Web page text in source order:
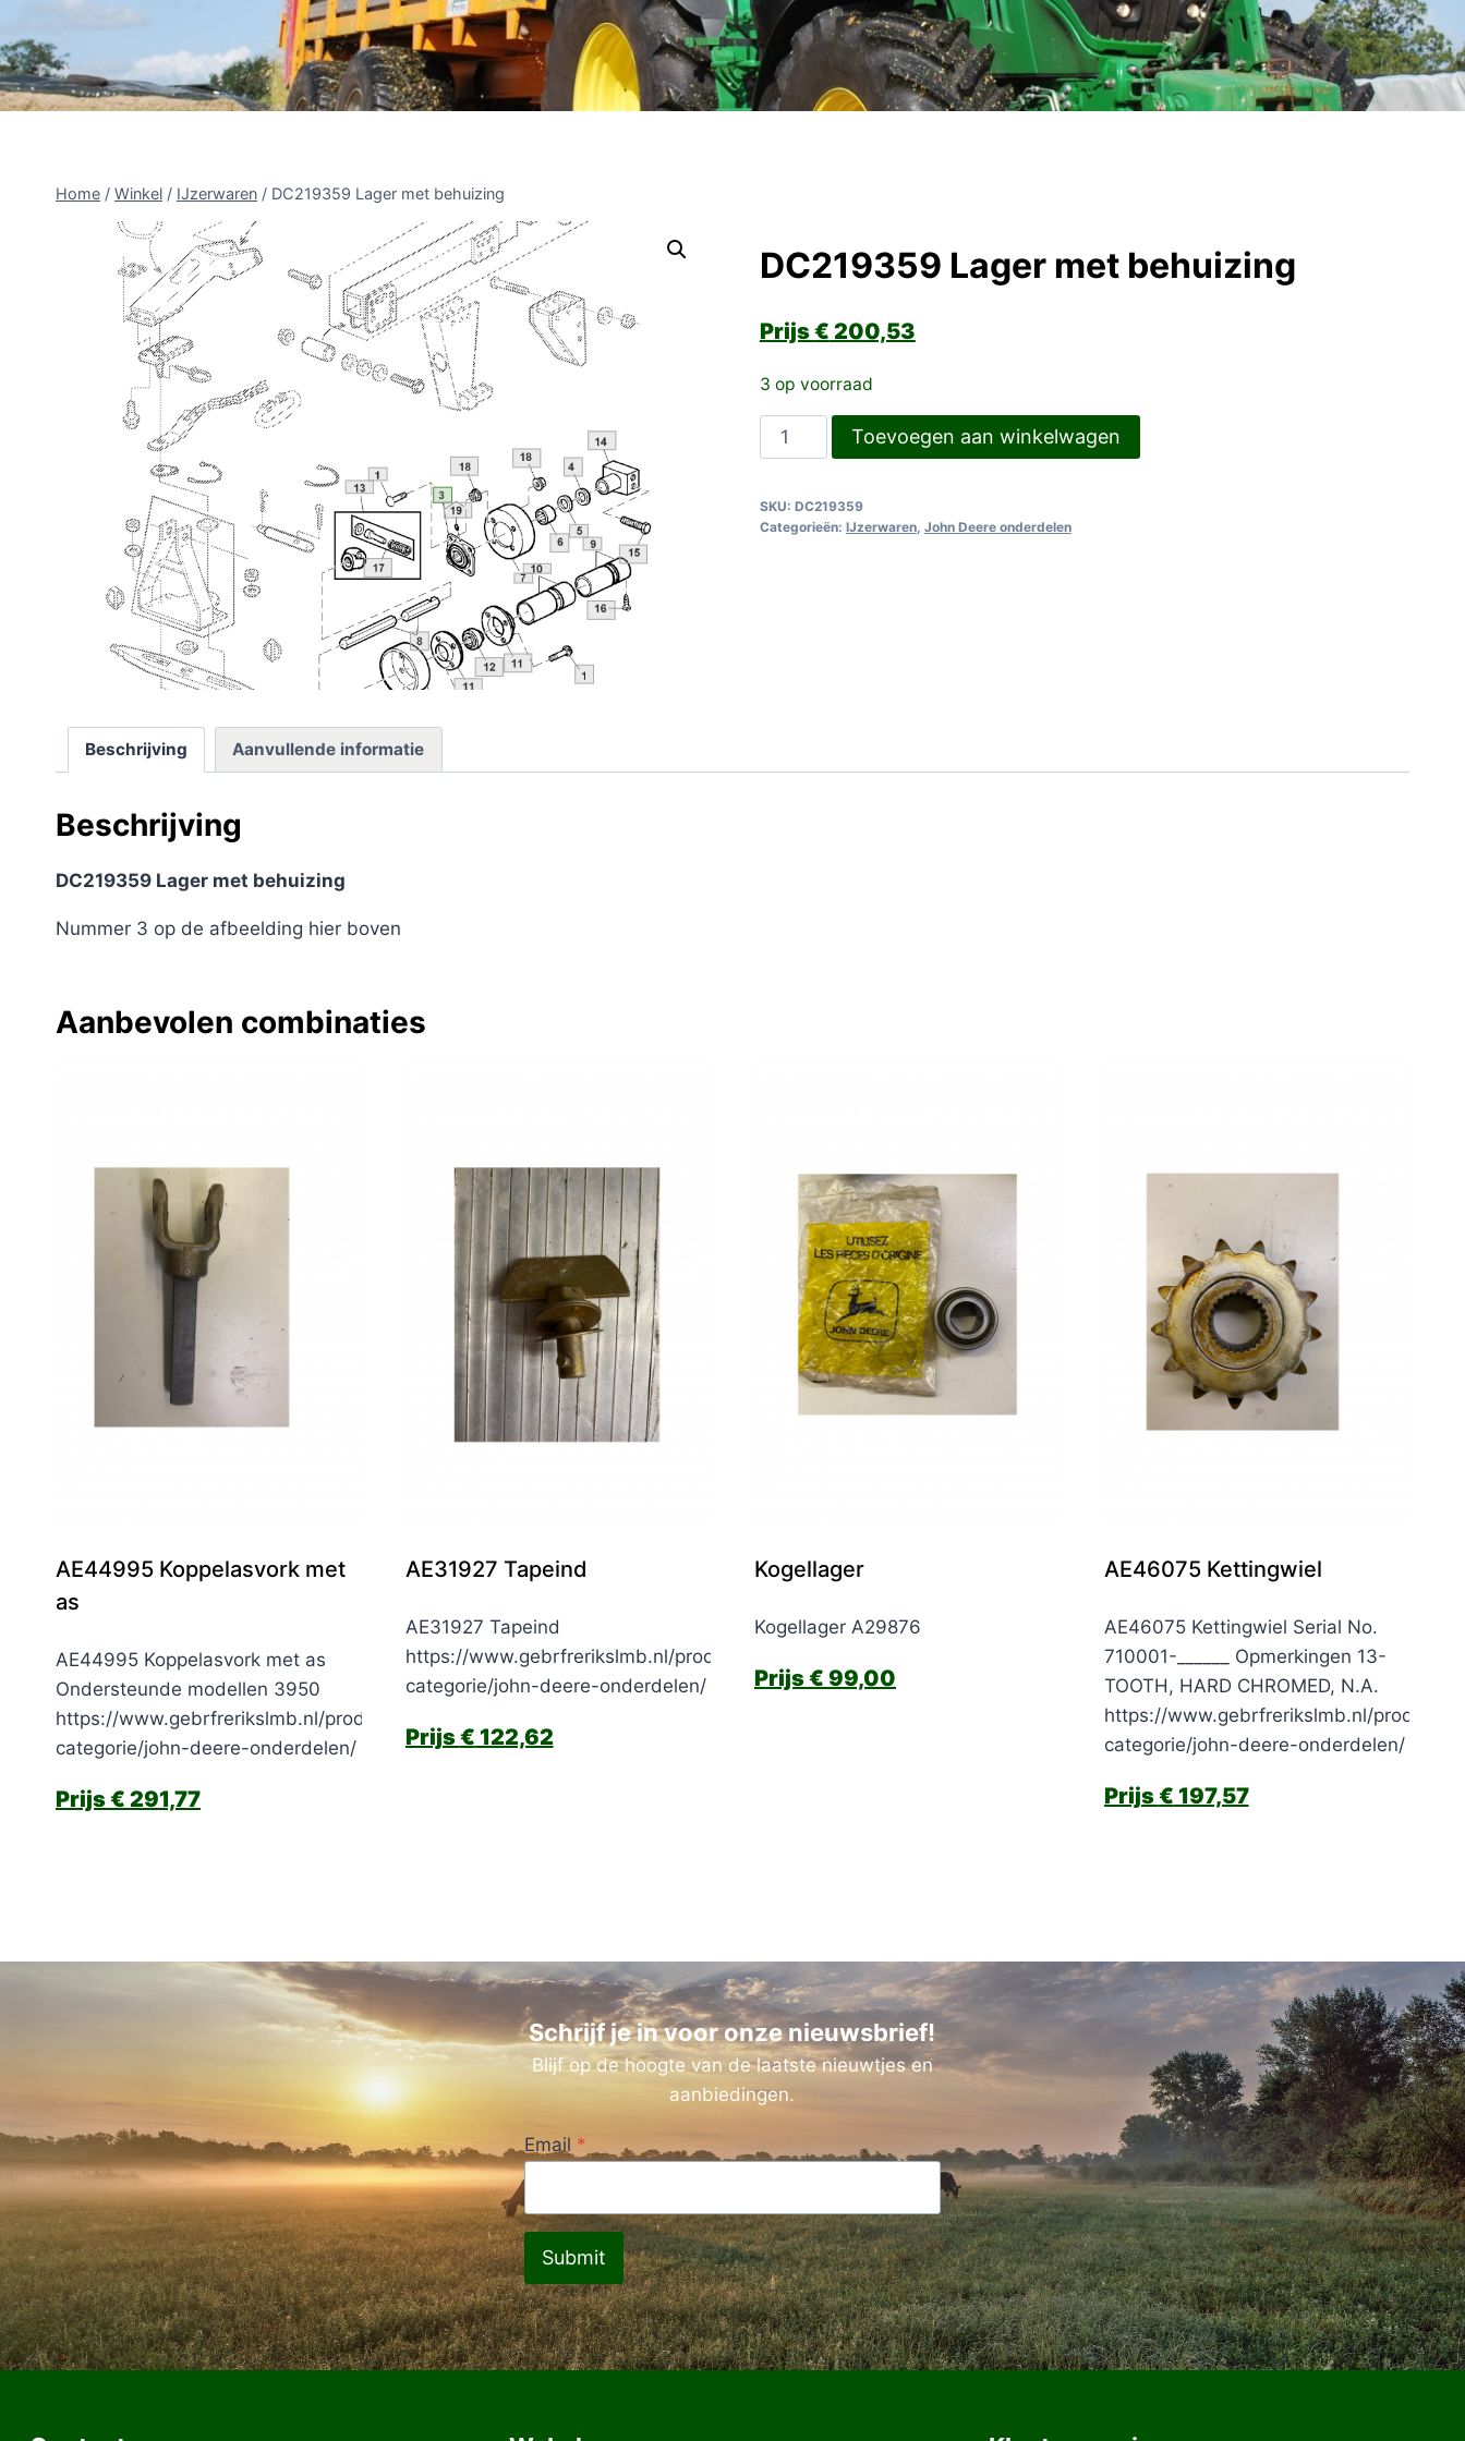
Home / Winkel / IJzerwaren / DC219359 Lager met behuizing
DC219359 Lager met behuizing
€ 200,53
3 op voorraad
DC219359
Lager
behuizing
Toevoegen aan winkelwagen
SKU: DC219359
Categorieën: IJzerwaren, John Deere onderdelen
Beschrijving Aanvullende informatie
Beschrijving
DC219359 Lager met behuizing
Nummer 3 op de afbeelding hier boven
Aanbevolen combinaties
AE44995 Koppelasvork met
as
AE44995 Koppelasvork met as
Ondersteunde modellen 3950
https://www.gebrfrerikslmb.nl/product-
categorie/john-deere-onderdelen/
€ 291,77
AE31927 Tapeind
AE31927 Tapeind
https://www.gebrfrerikslmb.nl/product-
categorie/john-deere-onderdelen/
€ 122,62
Kogellager
Kogellager A29876
€ 99,00
AE46075 Kettingwiel
AE46075 Kettingwiel Serial No.
710001-______ Opmerkingen 13-
TOOTH, HARD CHROMED, N.A.
https://www.gebrfrerikslmb.nl/product-
categorie/john-deere-onderdelen/
€ 197,57
Schrijf je in voor onze nieuwsbrief!
Blijf op de hoogte van de laatste nieuwtjes en
aanbiedingen.
Email *
Submit